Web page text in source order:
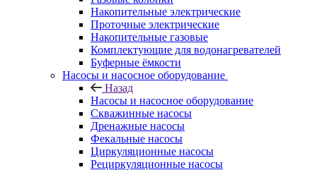
Накопительные электрические
Проточные электрические
Накопительные газовые
Комплектующие для водонагревателей
Буферные ёмкости
Насосы и насосное оборудование
Назад
Насосы и насосное оборудование
Скважинные насосы
Дренажные насосы
Фекальные насосы
Циркуляционные насосы
Рециркуляционные насосы